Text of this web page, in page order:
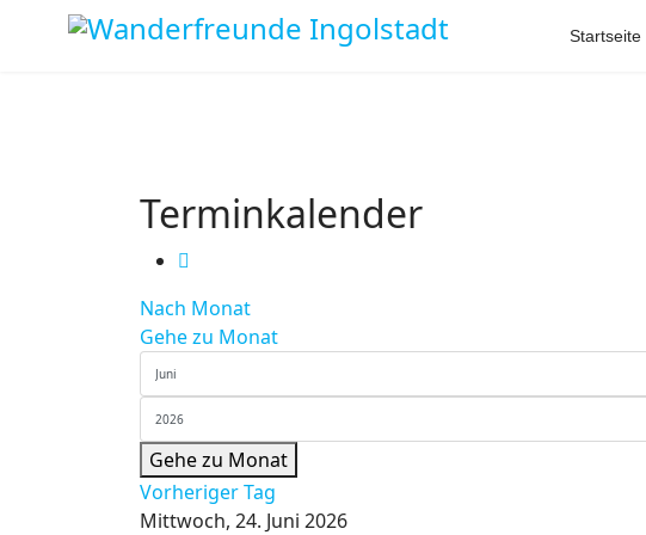
Startseite
Terminkalender
Nach Monat
Gehe zu Monat
Gehe zu Monat
Vorheriger Tag
Mittwoch, 24. Juni 2026